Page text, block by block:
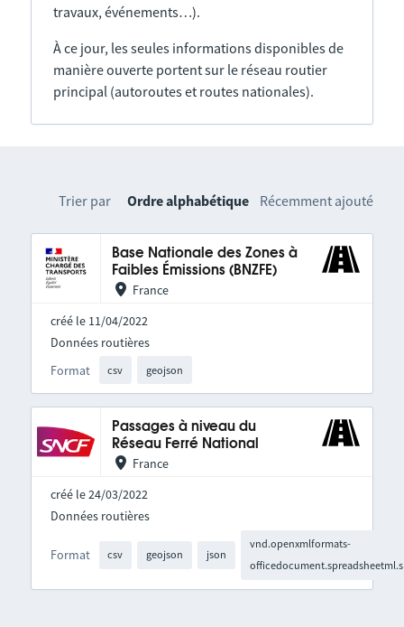
travaux, événements…).
À ce jour, les seules informations disponibles de
manière ouverte portent sur le réseau routier
principal (autoroutes et routes nationales).
Trier par Ordre alphabétique Récemment ajouté
Base Nationale des Zones à
Faibles Émissions (BNZFE)
France
créé le 11/04/2022
Format csv geojson
Données routières
Passages à niveau du
Réseau Ferré National
France
créé le 24/03/2022
Format csv geojson json
vnd.openxmlformats-
Données routières